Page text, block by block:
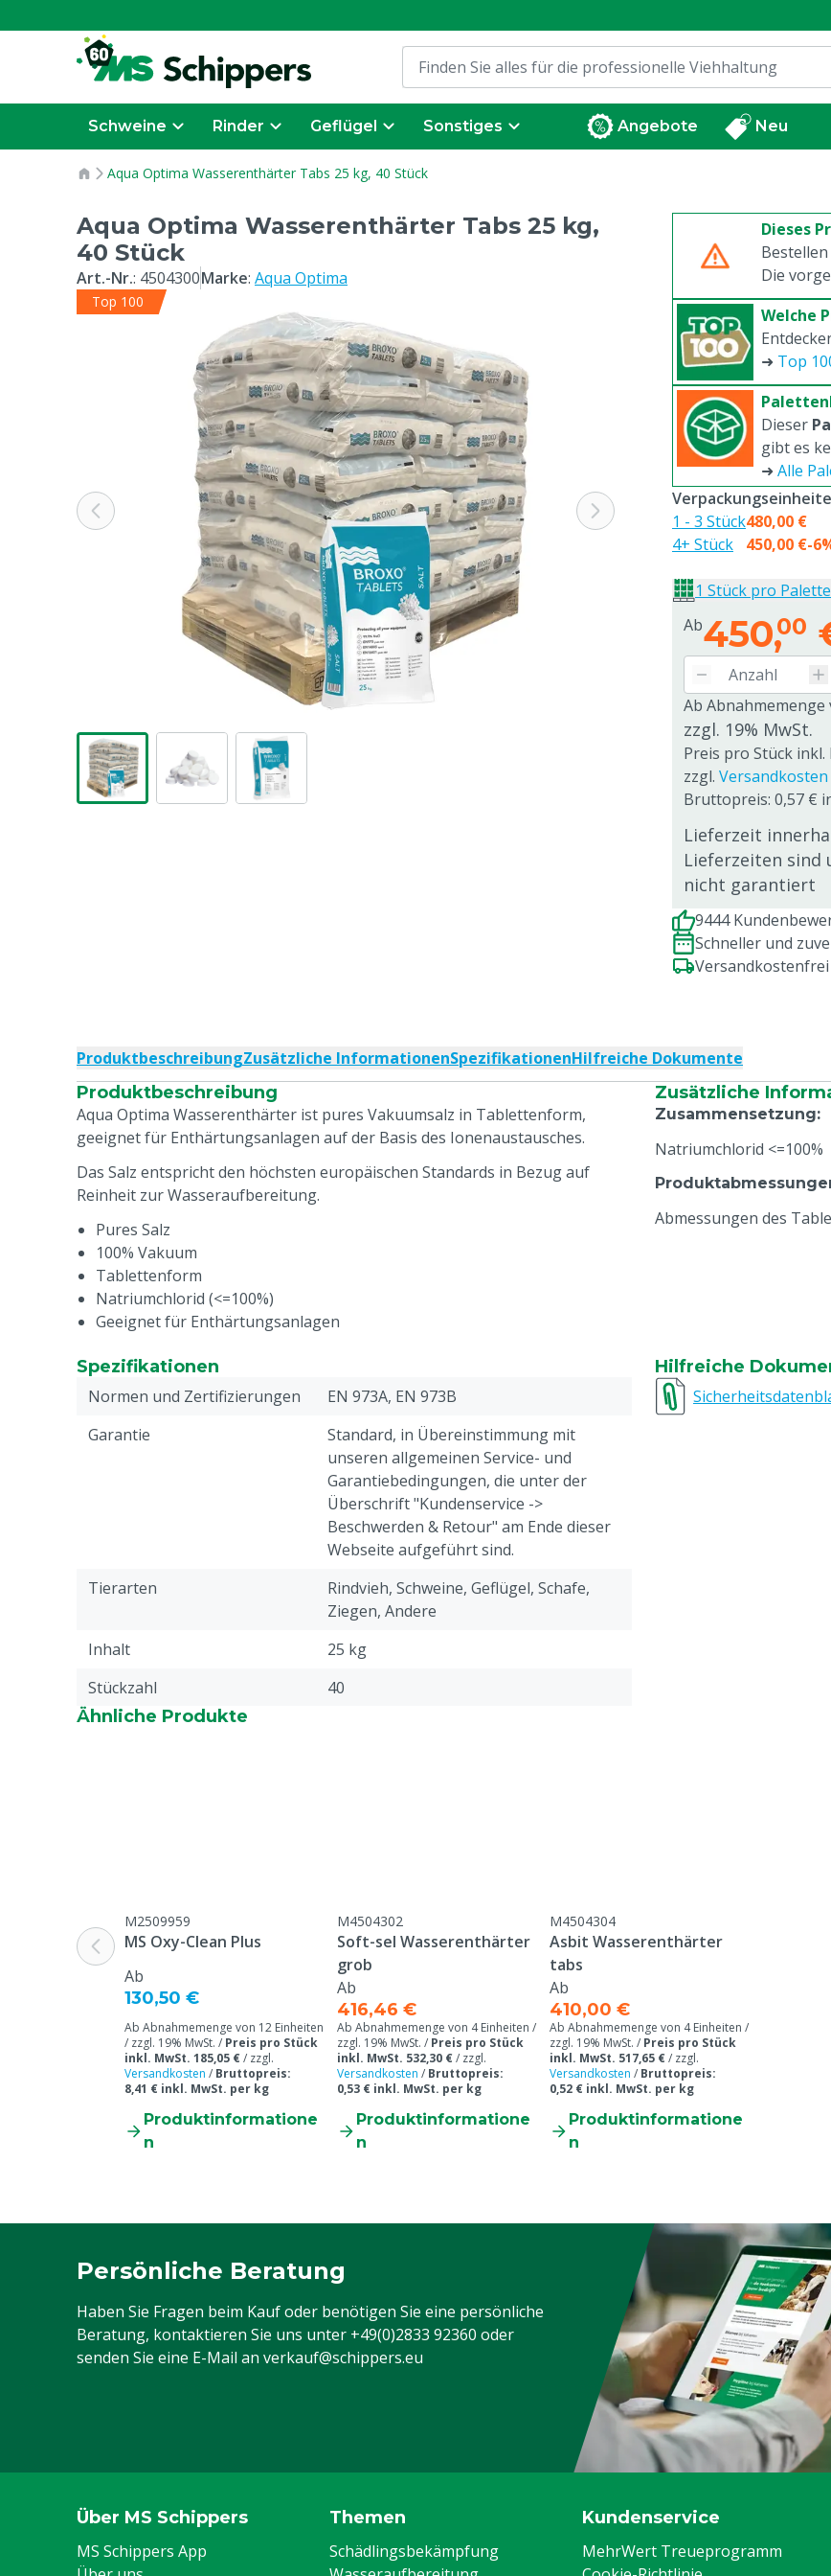
Schweine Rinder Geflügel Sonstiges Angebote Neu
Aqua Optima Wasserenthärter Tabs 25 kg, 40 Stück
Aqua Optima Wasserenthärter Tabs 25 kg,
40 Stück
Art.-Nr.: 4504300Marke: Aqua Optima
Top 100
Dieses
Die
Welche
➜ Top
Dieser
gibt es
➜ Alle
Ab450,00
Ab Abnahmemenge
zzgl. 19% MwSt.
Preis pro Stück inkl.
zzgl. Versandkosten
Bruttopreis: 0,57 €
Lieferzeit
Lieferzeiten sind
nicht garantiert
1 - 3 Stück
4+ Stück
480,00 €
450,00 €-
1 Stück pro Palette
9444
Schneller und
Versandkostenfrei
ProduktbeschreibungZusätzliche InformationenSpezifikationenHilfreiche Dokumente
Produktbeschreibung
Aqua Optima Wasserenthärter ist pures Vakuumsalz in Tablettenform,
geeignet für Enthärtungsanlagen auf der Basis des Ionenaustausches.
Das Salz entspricht den höchsten europäischen Standards in Bezug auf
Reinheit zur Wasseraufbereitung.
Pures Salz
100% Vakuum
Tablettenform
Natriumchlorid (<=100%)
Geeignet für Enthärtungsanlagen
Zusätzliche
Zusammensetzung:
Natriumchlorid <=100%
Abmessungen des
Spezifikationen
Normen und Zertifizierungen
EN 973A, EN 973B
Garantie
Standard, in Übereinstimmung mit
unseren allgemeinen Service- und
Garantiebedingungen, die unter der
Überschrift "Kundenservice ->
Beschwerden & Retour" am Ende dieser
Webseite aufgeführt sind.
Tierarten
Rindvieh, Schweine, Geflügel, Schafe,
Ziegen, Andere
Inhalt
25 kg
Stückzahl
40
Modell
Hilfreiche
Ähnliche Produkte
M2509959
MS Oxy-Clean Plus
Ab
130,50 €
Ab Abnahmemenge von 12 Einheiten
/ zzgl. 19% MwSt. / Preis pro Stück
inkl. MwSt. 185,05 €/ zzgl.
Versandkosten / Bruttopreis:
8,41 € inkl. MwSt. per kg
Produktinformatione
n
M4504302
Soft-sel Wasserenthärter
grob
Ab
416,46 €
Ab Abnahmemenge von 4 Einheiten /
zzgl. 19% MwSt. / Preis pro Stück
inkl. MwSt. 532,30 €/ zzgl.
Versandkosten / Bruttopreis:
0,53 € inkl. MwSt. per kg
Produktinformatione
n
M4504304
Asbit Wasserenthärter
tabs
Ab
410,00 €
Ab Abnahmemenge von 4 Einheiten /
zzgl. 19% MwSt. / Preis pro Stück
inkl. MwSt. 517,65 €/ zzgl.
Versandkosten / Bruttopreis:
0,52 € inkl. MwSt. per kg
Produktinformatione
n
Persönliche Beratung
Haben Sie Fragen beim Kauf oder benötigen Sie eine persönliche
Beratung, kontaktieren Sie uns unter +49(0)2833 92360 oder
senden Sie eine E-Mail an verkauf@schippers.eu
Über MS Schippers
MS Schippers App
Themen
Schädlingsbekämpfung
Kundenservice
MehrWert Treueprogramm